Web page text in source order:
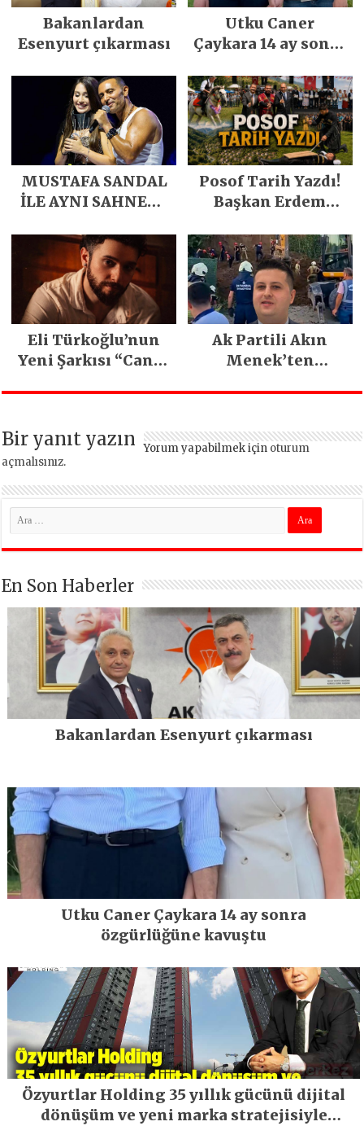
Bakanlardan
Esenyurt çıkarması
Utku Caner
Çaykara 14 ay sonra
kavuştu
MUSTAFA SANDAL
İLE AYNI SAHNEDE
Posof Tarih Yazdı!
Başkan Erdem
Emeğiyle Son
Yılların En Büyük
Festivali
Gerçekleşti
Eli Türkoğlu’nun
Yeni Şarkısı “Canın
İlgi Gördü!..
Ak Partili Akın
Menek’ten
heyelan sonrası
Bir yanıt yazın Yorum yapabilmek için oturum
açmalısınız.
En Son Haberler
Bakanlardan Esenyurt çıkarması
Utku Caner Çaykara 14 ay sonra
özgürlüğüne kavuştu
Özyurtlar Holding 35 yıllık gücünü dijital
dönüşüm ve yeni marka stratejisiyle